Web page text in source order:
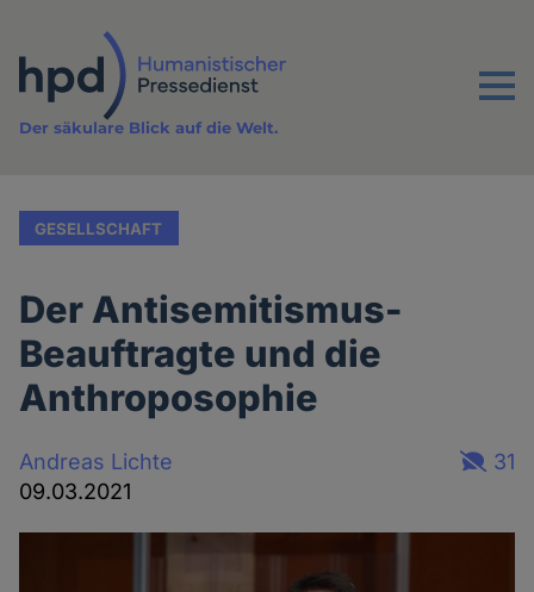
Inhalt
Menu
Der säkulare Blick auf die Welt.
GESELLSCHAFT
Der Antisemitismus-
Beauftragte und die
Anthroposophie
Andreas Lichte
09.03.2021
31